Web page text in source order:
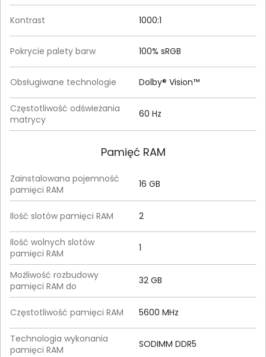
Kontrast 1000:1
Pokrycie palety barw 100% sRGB
Obsługiwane technologie Dolby® Vision™
Częstotliwość odświeżania
matrycy
60 Hz
Pamięć RAM
Zainstalowana pojemność
pamięci RAM
16 GB
Ilość slotów pamięci RAM 2
Ilość wolnych slotów
pamięci RAM
1
Możliwość rozbudowy
pamięci RAM do
32 GB
Częstotliwość pamięci RAM 5600 MHz
Technologia wykonania
pamięci RAM
SODIMM DDR5